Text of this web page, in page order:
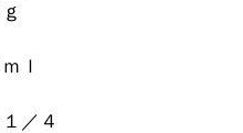
ｌ
／４